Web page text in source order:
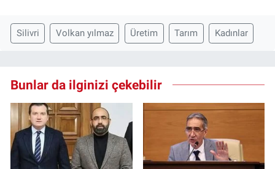
Silivri Volkan yılmaz Üretim Tarım Kadınlar
Bunlar da ilginizi çekebilir